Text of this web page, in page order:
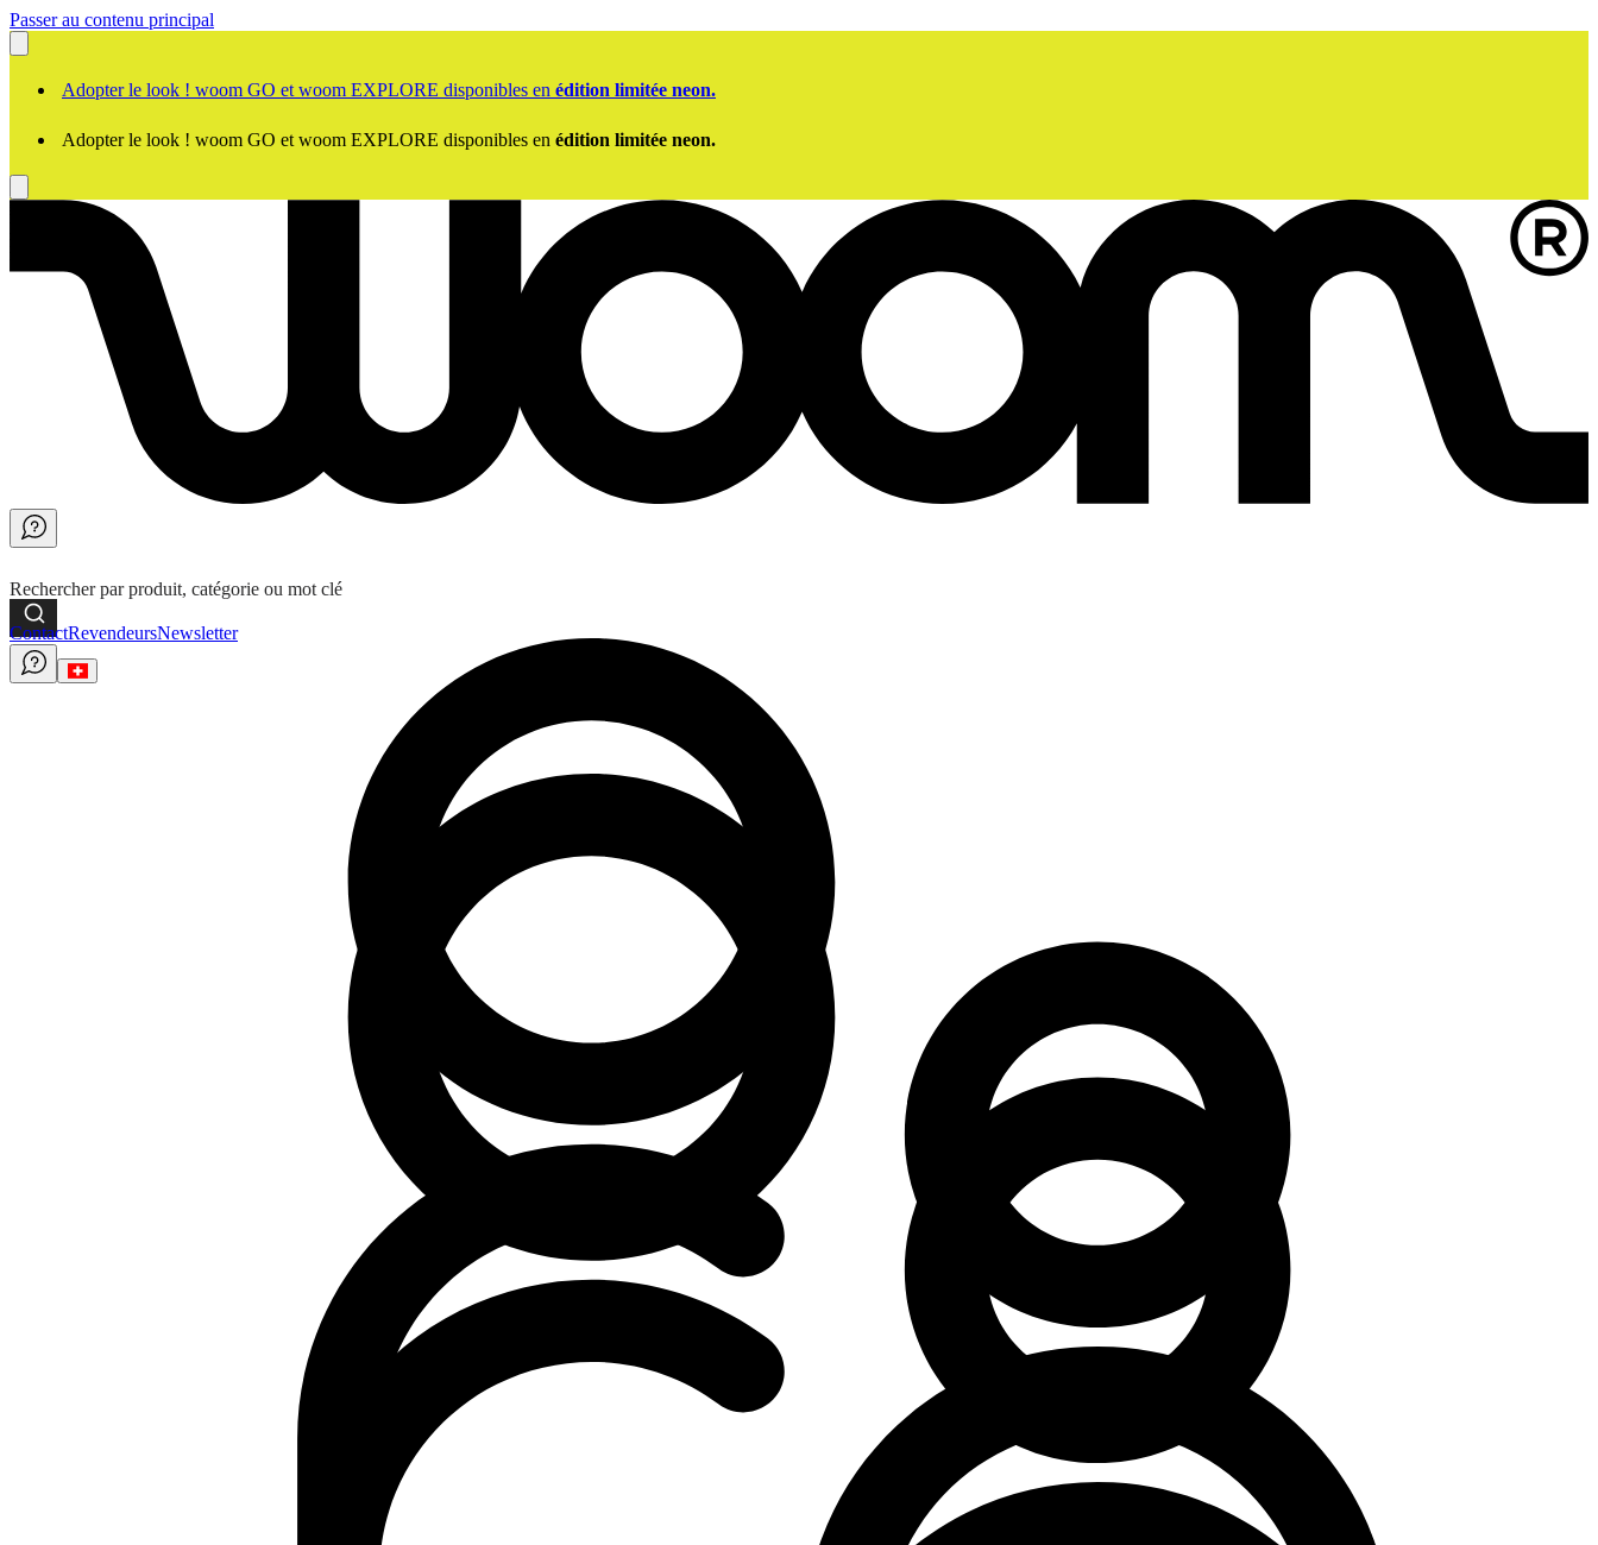
Passer au contenu principal
Adopter le look ! woom GO et woom EXPLORE disponibles en édition limitée neon.
Adopter le look ! woom GO et woom EXPLORE disponibles en édition limitée neon.
Rechercher par produit, catégorie ou mot clé
ContactRevendeursNewsletter